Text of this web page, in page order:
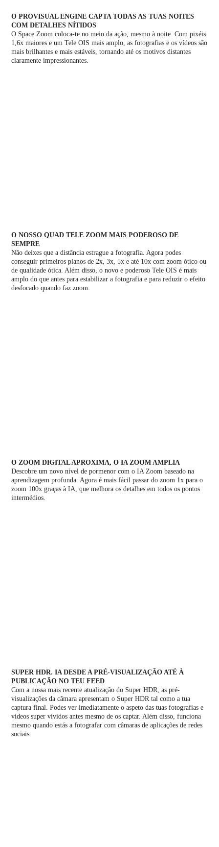
O PROVISUAL ENGINE CAPTA TODAS AS TUAS NOITES
COM DETALHES NÍTIDOS
O Space Zoom coloca-te no meio da ação, mesmo à noite. Com pixéis
1,6x maiores e um Tele OIS mais amplo, as fotografias e os vídeos são
mais brilhantes e mais estáveis, tornando até os motivos distantes
claramente impressionantes.
O NOSSO QUAD TELE ZOOM MAIS PODEROSO DE
SEMPRE
Não deixes que a distância estrague a fotografia. Agora podes
conseguir primeiros planos de 2x, 3x, 5x e até 10x com zoom ótico ou
de qualidade ótica. Além disso, o novo e poderoso Tele OIS é mais
amplo do que antes para estabilizar a fotografia e para reduzir o efeito
desfocado quando faz zoom.
O ZOOM DIGITAL APROXIMA, O IA ZOOM AMPLIA
Descobre um novo nível de pormenor com o IA Zoom baseado na
aprendizagem profunda. Agora é mais fácil passar do zoom 1x para o
zoom 100x graças à IA, que melhora os detalhes em todos os pontos
intermédios.
SUPER HDR. IA DESDE A PRÉ-VISUALIZAÇÃO ATÉ À
PUBLICAÇÃO NO TEU FEED
Com a nossa mais recente atualização do Super HDR, as pré-
visualizações da câmara apresentam o Super HDR tal como a tua
captura final. Podes ver imediatamente o aspeto das tuas fotografias e
vídeos super vívidos antes mesmo de os captar. Além disso, funciona
mesmo quando estás a fotografar com câmaras de aplicações de redes
sociais.